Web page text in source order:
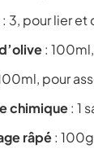
: 3, pour lier et
:
pour
chimique: 1
râpé: